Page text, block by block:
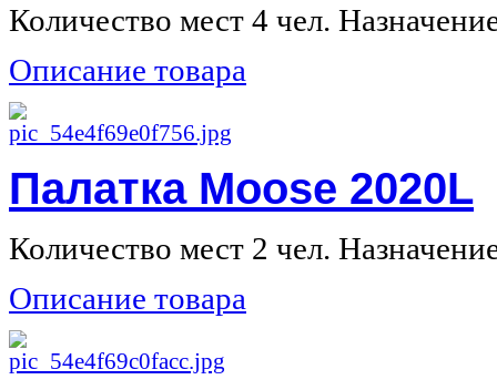
Количество мест 4 чел.
Описание товара
Палатка Moose 2020L
Количество мест 2 чел.
Описание товара